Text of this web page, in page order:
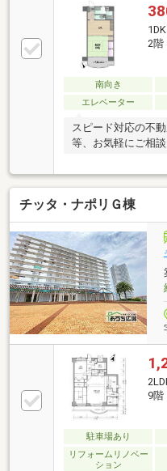
2
南向き
エレベーター
スピード対応の不
等、お気軽にご相
ゥイングがやりま
約、お引渡しをさ
切にする不動産屋
ら、ご相談ください♪
チッタ・ナポリＧ棟
9階
駐車場あり
リフォームリノベー
ション